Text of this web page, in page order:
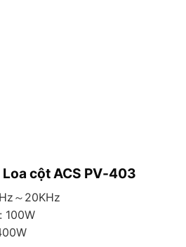
Loa cột ACS PV-403
～20KHz
100W